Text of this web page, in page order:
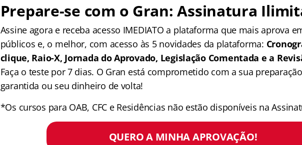
Prepare-se com o Gran: Assinatura
Assine agora e receba acesso IMEDIATO a plataforma que mais aprova
públicos e, o melhor, com acesso às 5 novidades da plataforma:
clique, Raio-X, Jornada do Aprovado, Legislação Comentada e a
Faça o teste por 7 dias. O Gran está comprometido com a sua
garantida ou seu dinheiro de volta!
*Os cursos para OAB, CFC e Residências não estão disponíveis na
QUERO A MINHA APROVAÇÃO!